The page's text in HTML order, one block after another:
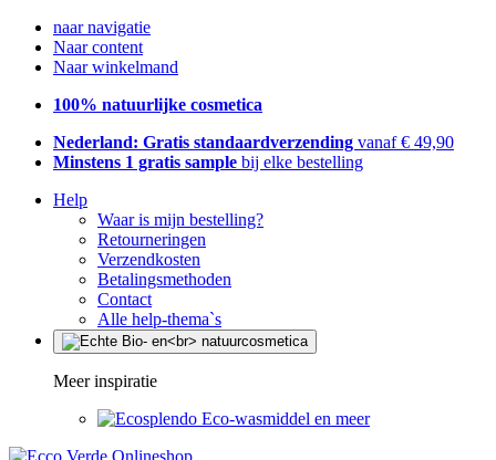
naar navigatie
Naar content
Naar winkelmand
100% natuurlijke cosmetica
Nederland: Gratis standaardverzending vanaf € 49,90
Minstens 1 gratis sample bij elke bestelling
Help
Waar is mijn bestelling?
Retourneringen
Verzendkosten
Betalingsmethoden
Contact
Alle help-thema`s
Meer inspiratie
Eco-wasmiddel en meer